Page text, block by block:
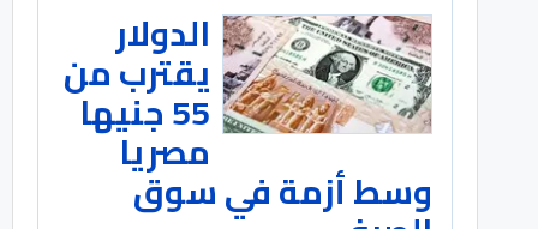
الدولار
يقترب من
55 جنيها
مصريا
وسط أزمة في سوق